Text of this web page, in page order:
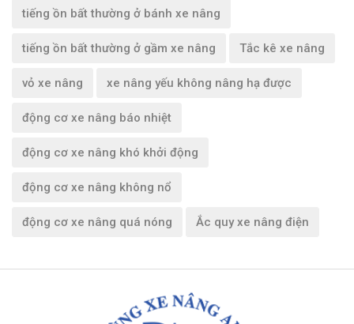
tiếng ồn bất thường ở bánh xe nâng
tiếng ồn bất thường ở gầm xe nâng Tắc kê xe nâng
vỏ xe nâng xe nâng yếu không nâng hạ được
động cơ xe nâng báo nhiệt
động cơ xe nâng khó khởi động
động cơ xe nâng không nổ
động cơ xe nâng quá nóng Ắc quy xe nâng điện